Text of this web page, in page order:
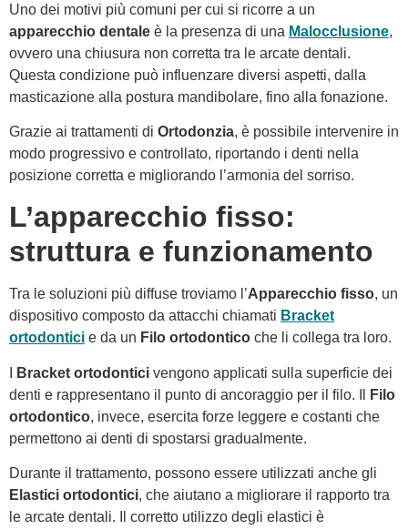
Uno dei motivi più comuni per cui si ricorre a un
apparecchio dentale è la presenza di una Malocclusione,
ovvero una chiusura non corretta tra le arcate dentali.
Questa condizione può influenzare diversi aspetti, dalla
masticazione alla postura mandibolare, fino alla fonazione.
Grazie ai trattamenti di Ortodonzia, è possibile intervenire in
modo progressivo e controllato, riportando i denti nella
posizione corretta e migliorando l’armonia del sorriso.
L’apparecchio fisso:
struttura e funzionamento
Tra le soluzioni più diffuse troviamo l’Apparecchio fisso, un
dispositivo composto da attacchi chiamati Bracket
ortodontici e da un Filo ortodontico che li collega tra loro.
Bracket ortodontici vengono applicati sulla superficie dei
denti e rappresentano il punto di ancoraggio per il filo. Il
Filo
ortodontico, invece, esercita forze leggere e costanti che
permettono ai denti di spostarsi gradualmente.
Durante il trattamento, possono essere utilizzati anche gli
Elastici ortodontici, che aiutano a migliorare il rapporto tra
le arcate dentali. Il corretto utilizzo degli elastici è